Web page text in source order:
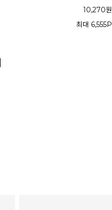
10,270원
최대 6,555P